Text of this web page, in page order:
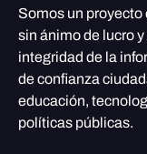
Somos un proyecto
sin ánimo de lucro
integridad de la
de confianza
educación,
políticas públicas.